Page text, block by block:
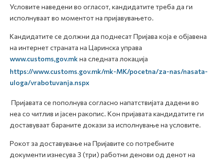
Условите наведени во огласот, кандидатите треба да ги
исполнуваат во моментот на пријавувањето.
Кандидатите се должни да поднесат Пријава која е објавена
на интернет страната на Царинска управа
www.customs,gov.mk на следната локација
https://www.customs.gov.mk/mk-MK/pocetna/za-nas/nasata-
uloga/vrabotuvanja.nspx
Пријавата се пополнува согласно напатствијата дадени во
неа со читлив и јасен ракопис. Кон пријавата кандидатите ги
доставуваат бараните докази за исполнување на условите.
Рокот за доставување на Пријавите со потребните
документи изнесува 3 (три) работни денови од денот на